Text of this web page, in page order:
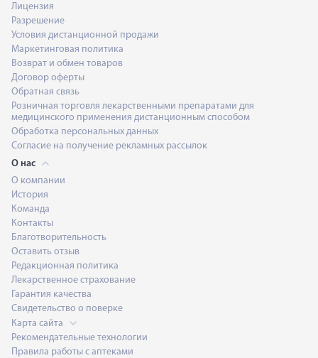
Лицензия
Разрешение
Условия дистанционной продажи
Маркетинговая политика
Возврат и обмен товаров
Договор оферты
Обратная связь
Розничная торговля лекарственными препаратами для
медицинского применения дистанционным способом
Обработка персональных данных
Согласие на получение рекламных рассылок
О нас
О компании
История
Команда
Контакты
Благотворительность
Оставить отзыв
Редакционная политика
Лекарственное страхование
Гарантия качества
Свидетельство о поверке
Карта сайта
Рекомендательные технологии
Правила работы с аптеками